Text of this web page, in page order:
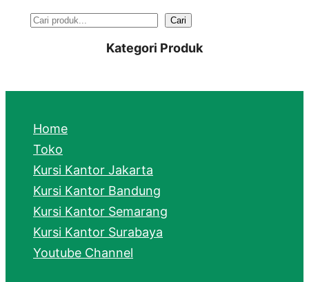
S
r
h
Cari
Kategori Produk
Home
Toko
Kursi Kantor Jakarta
Kursi Kantor Bandung
Kursi Kantor Semarang
Kursi Kantor Surabaya
Youtube Channel